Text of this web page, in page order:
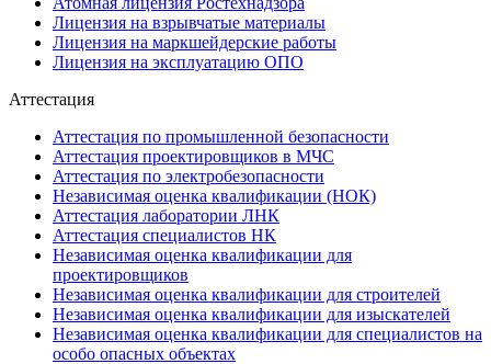
Лицензия на взрывчатые материалы
Лицензия на маркшейдерские работы
Лицензия на эксплуатацию ОПО
Аттестация
Аттестация по промышленной безопасности
Аттестация проектировщиков в МЧС
Аттестация по электробезопасности
Независимая оценка квалификации (НОК)
Аттестация лаборатории ЛНК
Аттестация специалистов НК
Независимая оценка квалификации для
проектировщиков
Независимая оценка квалификации для строителей
Независимая оценка квалификации для изыскателей
Независимая оценка квалификации для специалистов на
особо опасных объектах